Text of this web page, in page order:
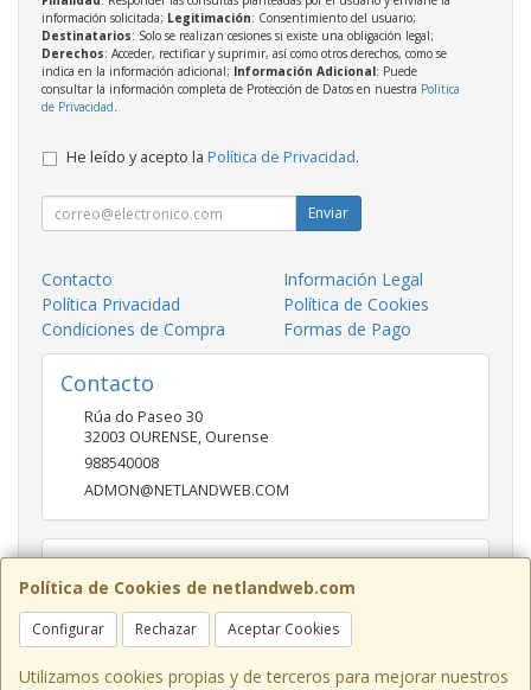
Política de Cookies de netlandweb.com
Configurar Rechazar Aceptar Cookies
Utilizamos cookies propias y de terceros para mejorar nuestros
información solicitada; Legitimación: Consentimiento del usuario;
Destinatarios: Solo se realizan cesiones si existe una obligación legal;
Derechos: Acceder, rectificar y suprimir, así como otros derechos, como se
indica en la información adicional; Información Adicional: Puede
consultar la información completa de Protección de Datos en nuestra Política
de Privacidad.
He leído y acepto la Política de Privacidad.
Enviar
Contacto
Información Legal
Política Privacidad
Política de Cookies
Condiciones de Compra
Formas de Pago
Contacto
Rúa do Paseo 30
32003 OURENSE, Ourense
988540008
ADMON@NETLANDWEB.COM